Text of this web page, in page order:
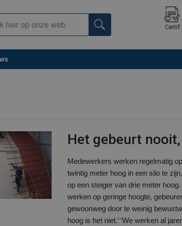
Certif
Verder
Het gebeurt
Medewerkers werken regelmatig
twintig meter hoog in een silo te
op een steiger van drie meter
werken op geringe hoogte,
gewoonweg door te weinig
hoog is het niet.’ ‘We werken al